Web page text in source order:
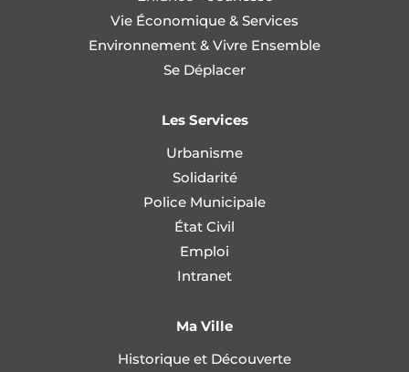
Vie Économique & Services
Environnement & Vivre Ensemble
Se Déplacer
Les Services
Urbanisme
Solidarité
Police Municipale
État Civil
Emploi
Intranet
Ma Ville
Historique et Découverte